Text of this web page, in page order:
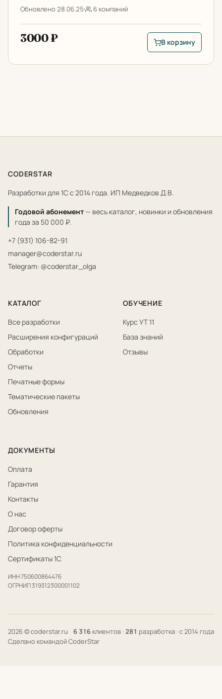
Обновлено 28.06.25 6 компаний
3000 ₽
В корзину: Запрет
В корзину
CODERSTAR
Разработки для 1С с 2014 года. ИП Медведков Д.В.
Годовой абонемент — весь каталог, новинки и обновления
года за 50 000 ₽.
+7 (931) 106-82-91
manager@coderstar.ru
Telegram: @coderstar_olga
КАТАЛОГ
Все разработки
Расширения конфигураций
Обработки
Отчеты
Печатные формы
Тематические пакеты
Обновления
ОБУЧЕНИЕ
Курс УТ 11
База знаний
Отзывы
ДОКУМЕНТЫ
Оплата
Гарантия
Контакты
О нас
Договор оферты
Политика конфиденциальности
Сертификаты 1С
ИНН 750600864476
ОГРНИП 319312300001102
2026 © coderstar.ru 6 316 клиентов · 281 разработка · с 2014 года
Сделано командой CoderStar